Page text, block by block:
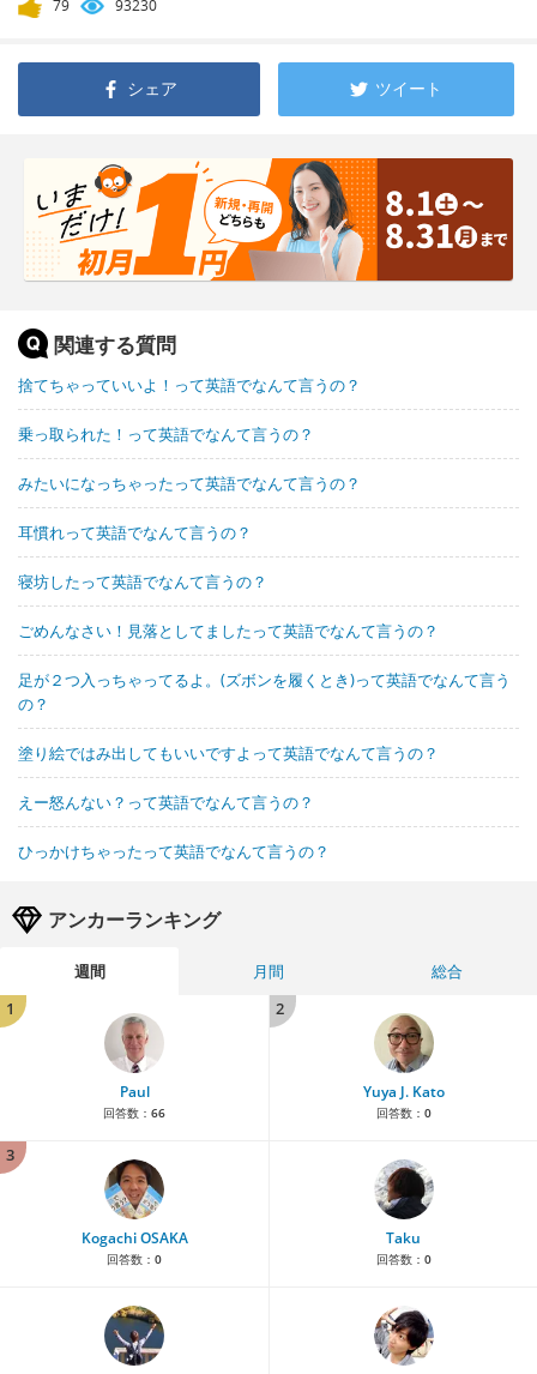
79 93230
シェア ツイート
関連する質問
捨てちゃっていいよ！って英語でなんて言うの？
乗っ取られた！って英語でなんて言うの？
みたいになっちゃったって英語でなんて言うの？
耳慣れって英語でなんて言うの？
寝坊したって英語でなんて言うの？
ごめんなさい！見落としてましたって英語でなんて言うの？
足が２つ入っちゃってるよ。(ズボンを履くとき)って英語でなんて言う
の？
塗り絵ではみ出してもいいですよって英語でなんて言うの？
えー怒んない？って英語でなんて言うの？
ひっかけちゃったって英語でなんて言うの？
アンカーランキング
週間 月間
総合
1
Paul
回答数： 66
2
Yuya J. Kato
回答数： 0
3
Kogachi OSAKA
回答数： 0
Taku
回答数： 0